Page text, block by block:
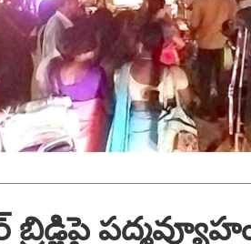
బ్రిడ్జిపై